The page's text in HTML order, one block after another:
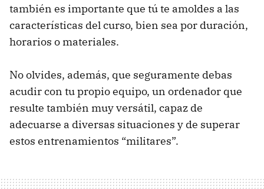
también es importante que tú te amoldes a las
características del curso, bien sea por duración,
horarios o materiales.
No olvides, además, que seguramente debas
acudir con tu propio equipo, un ordenador que
resulte también muy versátil, capaz de
adecuarse a diversas situaciones y de superar
estos entrenamientos “militares”.